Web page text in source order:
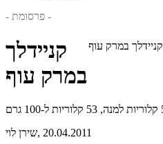
- פרסומת -
קניידלך במרק עוף
קניידלך
במרק עוף
שירן לוי, 20.04.2011